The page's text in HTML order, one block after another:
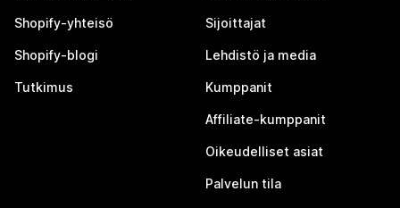
Shopify-yhteisö
Shopify-blogi
Tutkimus
Sijoittajat
Lehdistö ja media
Kumppanit
Affiliate-kumppanit
Oikeudelliset asiat
Palvelun tila